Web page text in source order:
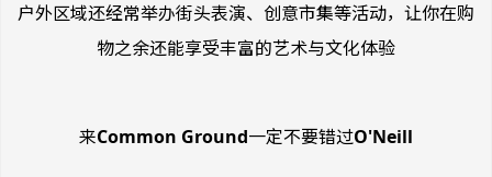
户外区域还经常举办街头表演、创意市集等活动，让你在购
物之余还能享受丰富的艺术与文化体验
来Common Ground一定不要错过O'Neill